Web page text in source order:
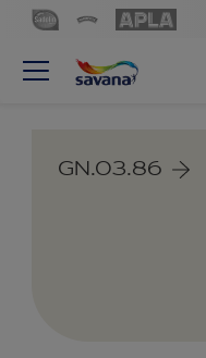
GN.03.86